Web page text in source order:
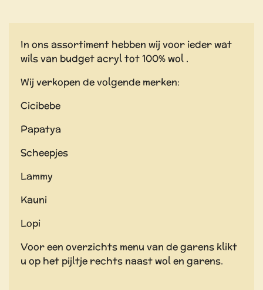
In ons assortiment hebben wij voor ieder wat
wils van budget acryl tot 100% wol .
Wij verkopen de volgende merken:
Cicibebe
Papatya
Scheepjes
Lammy
Kauni
Lopi
Voor een overzichts menu van de garens klikt
u op het pijltje rechts naast wol en garens.